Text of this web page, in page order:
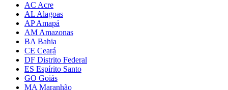
AC Acre
AL Alagoas
AP Amapá
AM Amazonas
BA Bahia
CE Ceará
DF Distrito Federal
ES Espírito Santo
GO Goiás
MA Maranhão